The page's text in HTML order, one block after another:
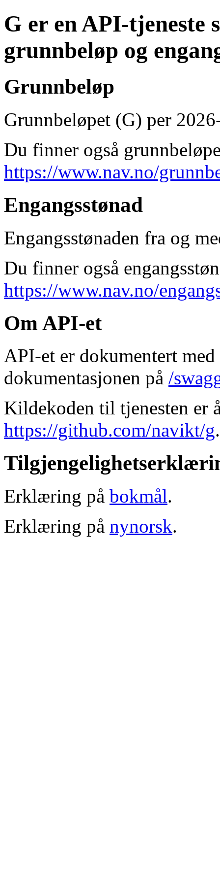
G er en API-tjeneste
grunnbeløp og
Grunnbeløp
Grunnbeløpet (G) per
Du finner også
https://www.nav.no/
Engangsstønad
Engangsstønaden fra og
Du finner også
https://www.nav.no/
Om API-et
API-et er dokumentert
dokumentasjonen på /
Kildekoden til tjenesten er
https://github.com/navikt/g.
Erklæring på bokmål.
Erklæring på nynorsk.